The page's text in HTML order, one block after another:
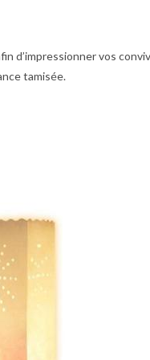
d’impressionner vos
tamisée.